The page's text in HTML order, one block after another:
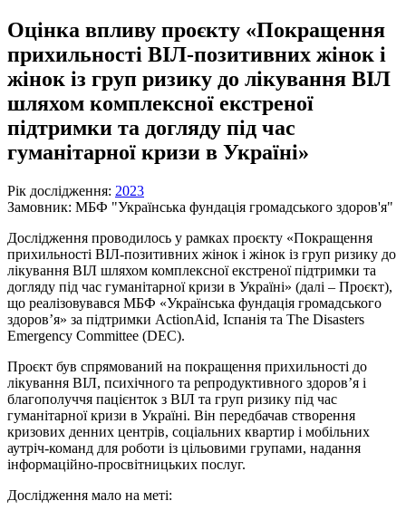
Оцінка впливу проєкту «Покращення
прихильності ВІЛ-позитивних жінок і
жінок із груп ризику до лікування ВІЛ
шляхом комплексної екстреної
підтримки та догляду під час
гуманітарної кризи в Україні»
Рік дослідження: 2023
Замовник: МБФ "Українська фундація громадського здоров'я"
Дослідження проводилось у рамках проєкту «Покращення
прихильності ВІЛ-позитивних жінок і жінок із груп ризику до
лікування ВІЛ шляхом комплексної екстреної підтримки та
догляду під час гуманітарної кризи в Україні» (далі – Проєкт),
що реалізовувався МБФ «Українська фундація громадського
здоров’я» за підтримки ActionAid, Іспанія та The Disasters
Emergency Committee (DEC).
Проєкт був спрямований на покращення прихильності до
лікування ВІЛ, психічного та репродуктивного здоров’я і
благополуччя пацієнток з ВІЛ та груп ризику під час
гуманітарної кризи в Україні. Він передбачав створення
кризових денних центрів, соціальних квартир і мобільних
аутріч-команд для роботи із цільовими групами, надання
інформаційно-просвітницьких послуг.
Дослідження мало на меті: